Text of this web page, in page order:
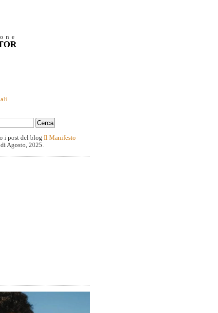
i post del blog Il Manifesto
Agosto, 2025.